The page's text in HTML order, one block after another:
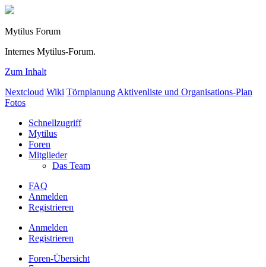
Mytilus Forum
Internes Mytilus-Forum.
Zum Inhalt
Nextcloud Wiki Törnplanung Aktivenliste und Organisations-Plan
Fotos
Schnellzugriff
Mytilus
Foren
Mitglieder
Das Team
FAQ
Anmelden
Registrieren
Anmelden
Registrieren
Foren-Übersicht